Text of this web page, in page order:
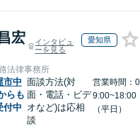
宏
インタビュ
ーを見る
愛知県
法律事務所
市中
らも
付中
面談方法(対
面・電話・ビデ
オなど)は応相
談
営業時間：0
9:00~18:00
（平日）